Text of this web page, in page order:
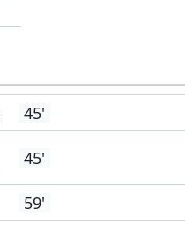
45'
45'
59'